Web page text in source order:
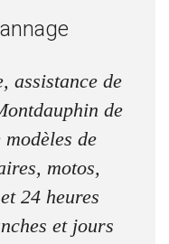
assistance de
de
de
motos,
24 heures
et jours